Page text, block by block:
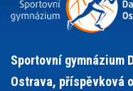
sportovní
stolní tenis střelba
teorie sportovní
volejbal
vybavení
Sportovní gymnázium
Ostrava, příspěvková